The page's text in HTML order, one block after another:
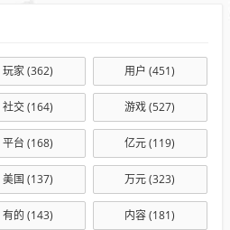
玩家(362) 用户 (451)
社交(164) 游戏(527)
平台 (168) 亿元(119)
美国 (137) 万元(323)
有的 (143) 内容(181)